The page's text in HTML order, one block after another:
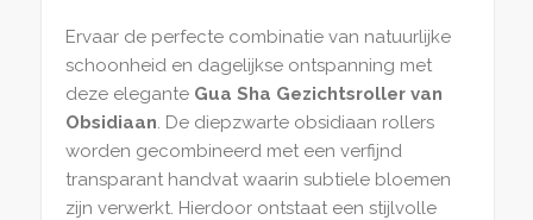
Ervaar de perfecte combinatie van natuurlijke
schoonheid en dagelijkse ontspanning met
deze elegante Gua Sha Gezichtsroller van
Obsidiaan . De diepzwarte obsidiaan rollers
worden gecombineerd met een verfijnd
transparant handvat waarin subtiele bloemen
zijn verwerkt. Hierdoor ontstaat een stijlvolle